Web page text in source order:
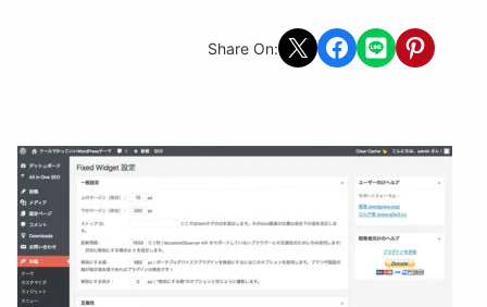
Share On: Share on X Share on Facebook
Share on LINEShare on